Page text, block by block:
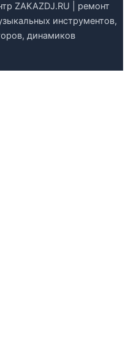
ZAKAZDJ.RU | ремонт
инструментов,
динамиков